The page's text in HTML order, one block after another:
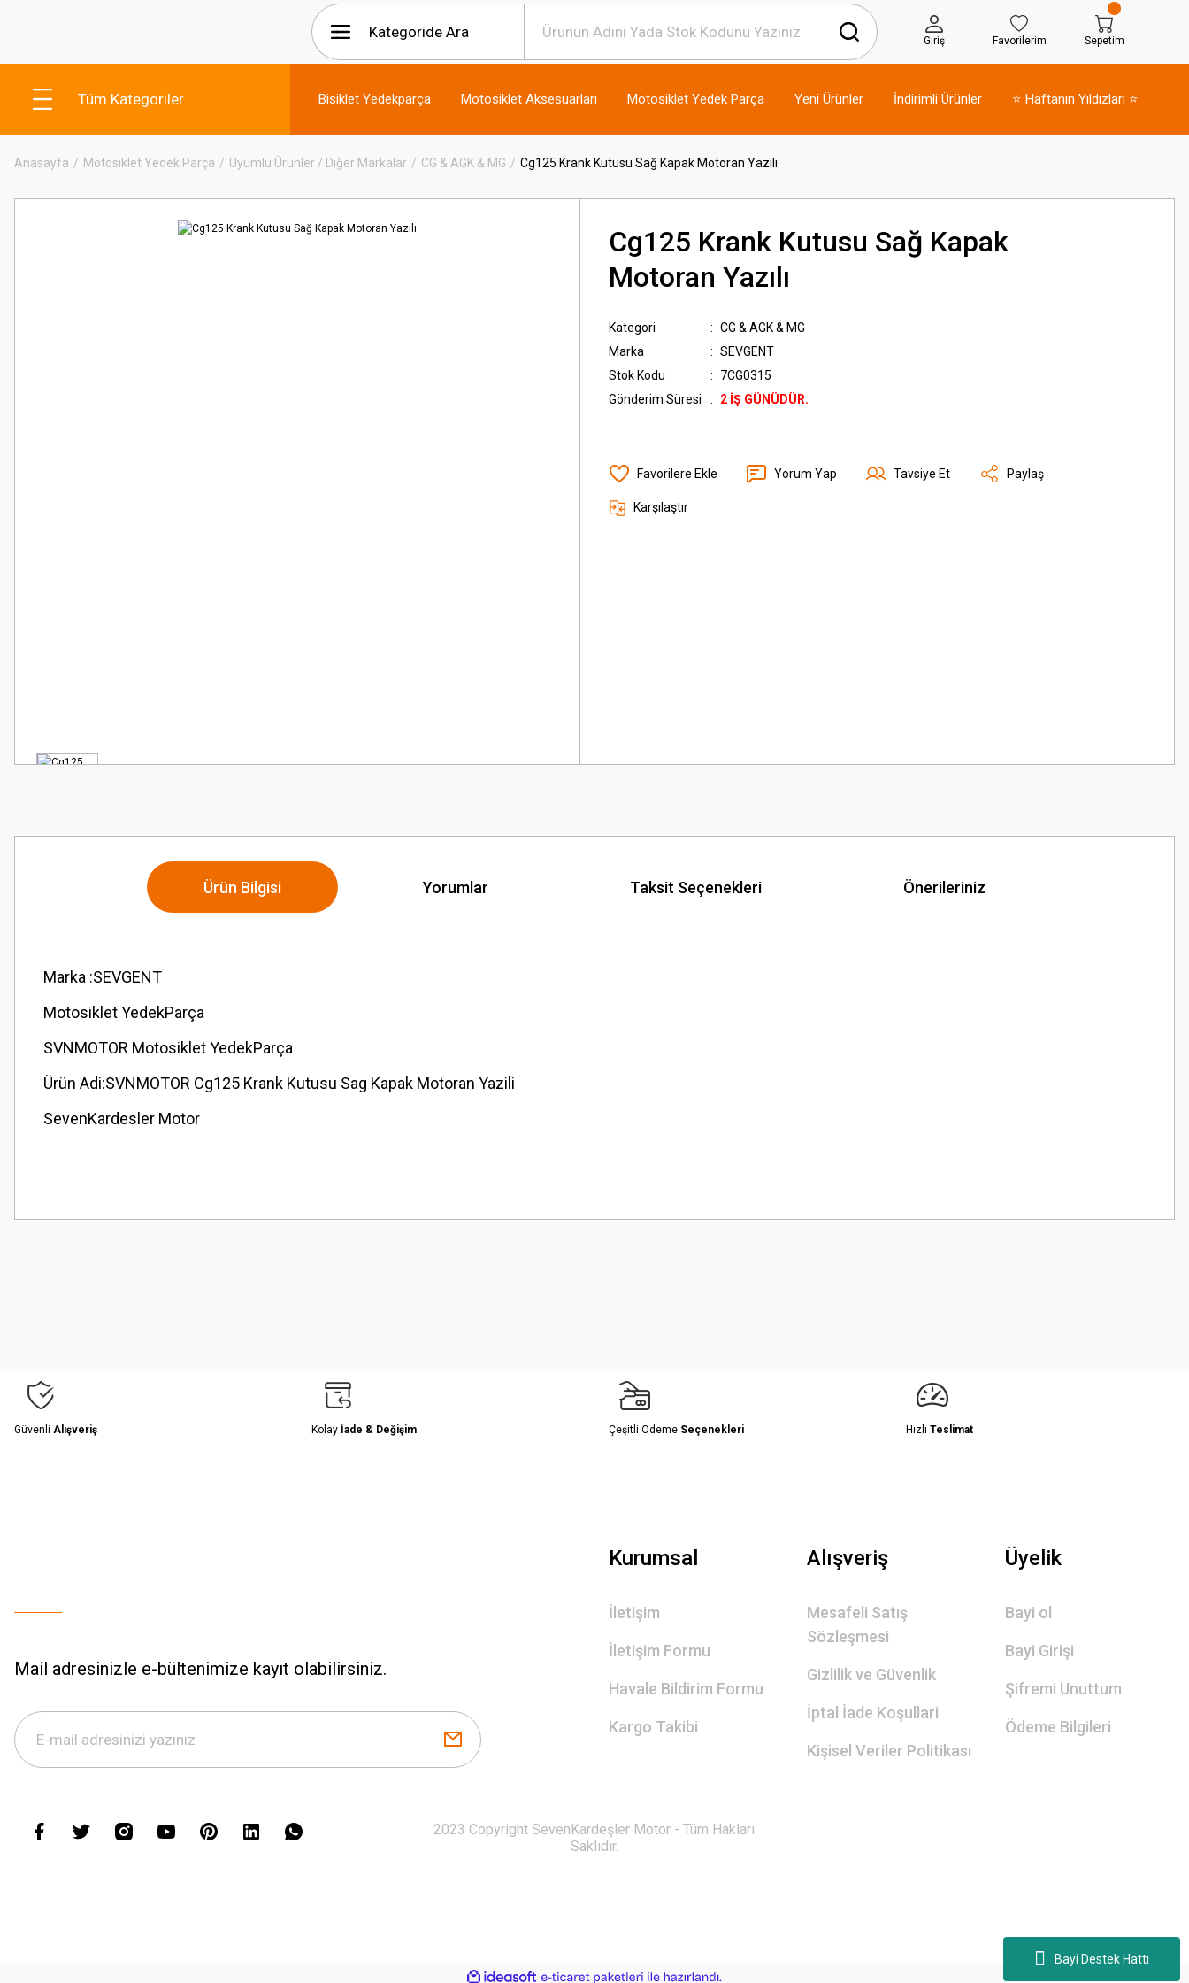
Bayi Destek Hattı
Giriş Favorilerim Sepetim
Tüm Kategoriler Bisiklet Yedekparça Motosiklet Aksesuarları Motosiklet Yedek Parça Yeni Ürünler İndirimli Ürünler ⭐ Haftanın Yıldızları ⭐
Anasayfa Motosiklet Yedek Parça Uyumlu Ürünler / Diğer Markalar CG & AGK & MG Cg125 Krank Kutusu Sağ Kapak Motoran Yazılı
Cg125 Krank Kutusu Sağ Kapak
Motoran Yazılı
Kategori
CG & AGK & MG
Marka
SEVGENT
Stok Kodu
7CG0315
Gönderim Süresi
2 İŞ GÜNÜDÜR.
Yorum Yap Tavsiye Et Paylaş
Karşılaştır
Ürün Bilgisi Yorumlar Taksit Seçenekleri Önerileriniz
Marka :SEVGENT
Motosiklet YedekParça
SVNMOTOR Motosiklet YedekParça
Ürün Adi:SVNMOTOR Cg125 Krank Kutusu Sag Kapak Motoran Yazili
SevenKardesler Motor
Görüş ve önerileriniz için teşekkür ederiz.
Güvenli Alışveriş Kolay İade & Değişim Çeşitli Ödeme Seçenekleri Hızlı Teslimat
Mail adresinizle e-bültenimize kayıt olabilirsiniz.
Kurumsal
İletişim
İletişim Formu
Havale Bildirim Formu
Kargo Takibi
Alışveriş
Mesafeli Satış
Sözleşmesi
Gizlilik ve Güvenlik
İptal İade Koşullari
Kişisel Veriler Politikası
Üyelik
Bayi ol
Bayi Girişi
Şifremi Unuttum
Ödeme Bilgileri
2023 Copyright SevenKardeşler Motor - Tüm Hakları
Saklıdır.
ideasoft e-